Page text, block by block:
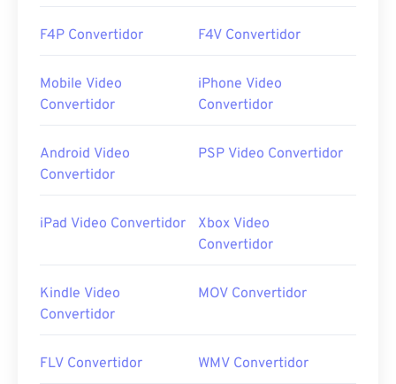
F4P Convertidor F4V Convertidor
Mobile Video
Convertidor
iPhone Video
Convertidor
Android Video
Convertidor
PSP Video Convertidor
iPad Video Convertidor
Xbox Video
Convertidor
Kindle Video
Convertidor
MOV Convertidor
FLV Convertidor WMV Convertidor